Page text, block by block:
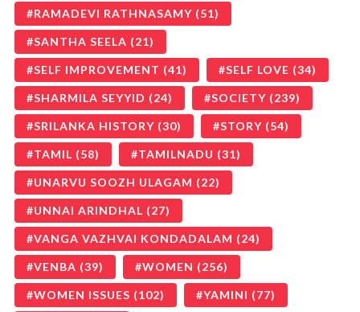
RAMADEVI RATHNASAMY (51)
SANTHA SEELA (21)
SELF IMPROVEMENT (41) SELF LOVE (34)
SHARMILA SEYYID (24) SOCIETY (239)
SRILANKA HISTORY (30) STORY (54)
TAMIL (58) TAMILNADU (31)
UNARVU SOOZH ULAGAM (22)
UNNAI ARINDHAL (27)
VANGA VAZHVAI KONDADALAM (24)
VENBA (39) WOMEN (256)
WOMEN ISSUES (102) YAMINI (77)